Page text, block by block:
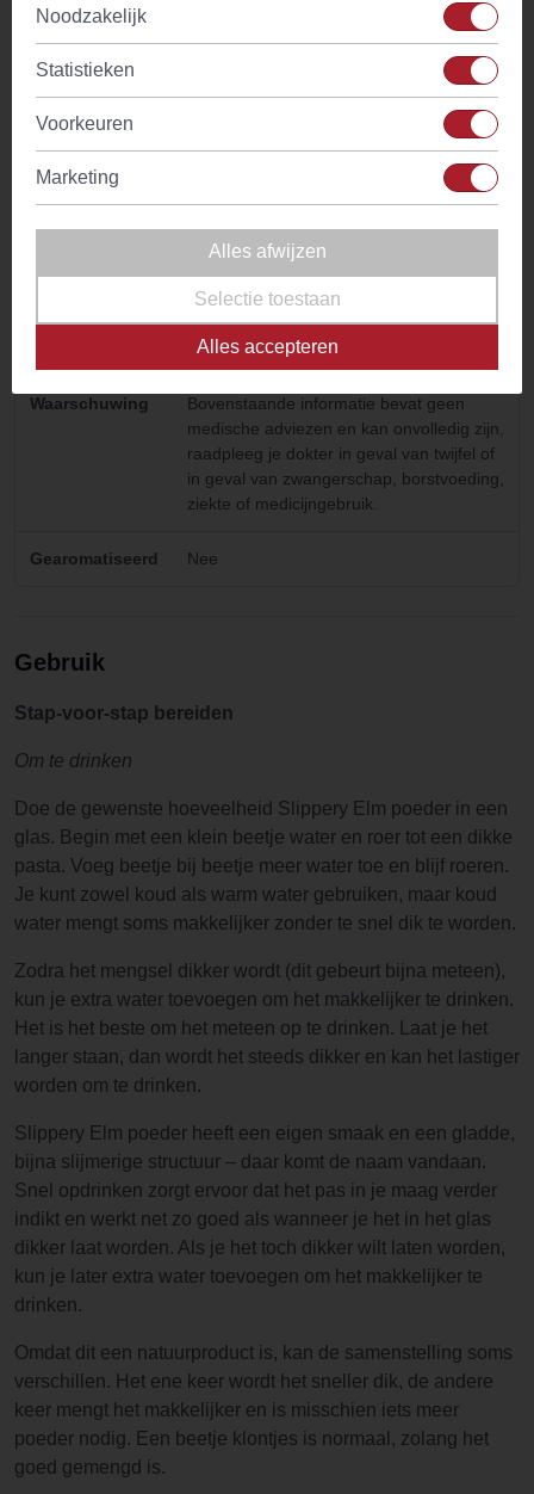
Natuurlijke
Ja
Waarschuwing
Bovenstaande informatie bevat geen
medische adviezen en kan onvolledig zijn,
raadpleeg je dokter in geval van twijfel of
in geval van zwangerschap, borstvoeding,
ziekte of medicijngebruik.
Gearomatiseerd Nee
Gebruik
Stap-voor-stap bereiden
Om te drinken
Doe de gewenste hoeveelheid Slippery Elm poeder in een
glas. Begin met een klein beetje water en roer tot een dikke
pasta. Voeg beetje bij beetje meer water toe en blijf roeren.
Je kunt zowel koud als warm water gebruiken, maar koud
water mengt soms makkelijker zonder te snel dik te worden.
Zodra het mengsel dikker wordt (dit gebeurt bijna meteen),
kun je extra water toevoegen om het makkelijker te drinken.
Het is het beste om het meteen op te drinken. Laat je het
langer staan, dan wordt het steeds dikker en kan het lastiger
worden om te drinken.
Slippery Elm poeder heeft een eigen smaak en een gladde,
bijna slijmerige structuur – daar komt de naam vandaan.
Snel opdrinken zorgt ervoor dat het pas in je maag verder
indikt en werkt net zo goed als wanneer je het in het glas
dikker laat worden. Als je het toch dikker wilt laten worden,
kun je later extra water toevoegen om het makkelijker te
drinken.
Omdat dit een natuurproduct is, kan de samenstelling soms
verschillen. Het ene keer wordt het sneller dik, de andere
keer mengt het makkelijker en is misschien iets meer
poeder nodig. Een beetje klontjes is normaal, zolang het
goed gemengd is.
Noodzakelijk
Statistieken
Voorkeuren
Marketing
Alles afwijzen
Selectie toestaan
Alles accepteren